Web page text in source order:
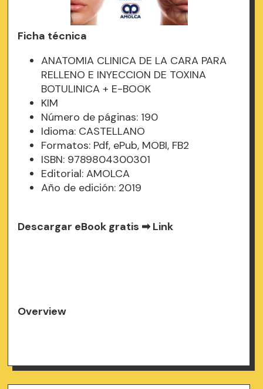
Ficha técnica
ANATOMIA CLINICA DE LA CARA PARA
RELLENO E INYECCION DE TOXINA
BOTULINICA + E-BOOK
KIM
Número de páginas: 190
Idioma: CASTELLANO
Formatos: Pdf, ePub, MOBI, FB2
ISBN: 9789804300301
Editorial: AMOLCA
Año de edición: 2019
Descargar eBook gratis ➡Link
Overview